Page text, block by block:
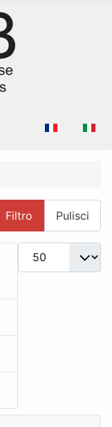
Seleziona la
Filtro Pulisci
Visualizza #